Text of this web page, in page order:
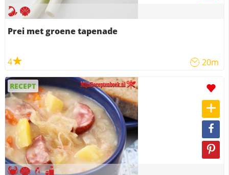
Prei met groene tapenade
4 20m
RECEPT